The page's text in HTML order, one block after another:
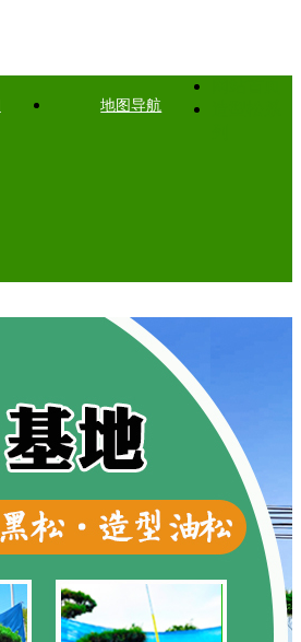
地图导航